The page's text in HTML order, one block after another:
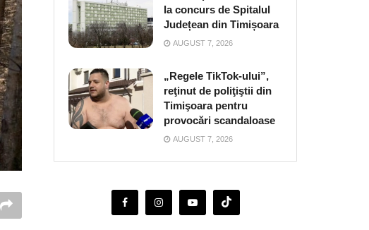
la concurs de Spitalul
Județean din Timișoara
AUGUST 7, 2026
„Regele TikTok-ului”,
reţinut de poliţiştii din
Timişoara pentru
provocări scandaloase
AUGUST 7, 2026